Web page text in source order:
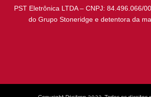
PST Eletrônica LTDA – CNPJ: 84.496.066/
do Grupo Stoneridge e detentora da